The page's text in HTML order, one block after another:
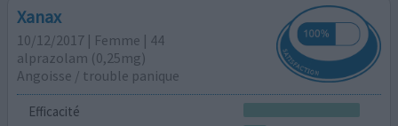
Xanax
10/12/2017 | Femme | 44
alprazolam (0,25mg)
Angoisse / trouble panique
Efficacité